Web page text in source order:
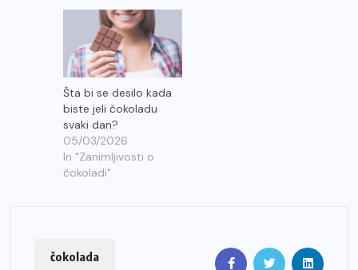
Šta bi se desilo kada
biste jeli čokoladu
svaki dan?
05/03/2026
In "Zanimljivosti o
čokoladi"
čokolada